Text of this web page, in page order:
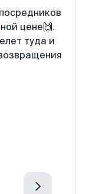
цене🙌.
туда и